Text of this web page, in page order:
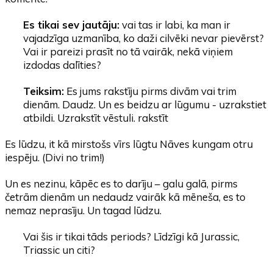
Es tikai sev jautāju:vai tas ir labi, ka man ir
vajadzīga uzmanība, ko daži cilvēki nevar pievērst?
Vai ir pareizi prasīt no tā vairāk, nekā viņiem
izdodas dalīties?
Teiksim: Es jums rakstīju pirms divām vai trim
dienām. Daudz. Un es beidzu ar lūgumu - uzrakstiet
atbildi. Uzrakstīt vēstuli. rakstīt
Es lūdzu, it kā mirstošs vīrs lūgtu Nāves kungam otru
iespēju. (Divi no trim!)
Un es nezinu, kāpēc es to darīju – galu galā, pirms
četrām dienām un nedaudz vairāk kā mēneša, es to
nemaz neprasīju. Un tagad lūdzu.
Vai šis ir tikai tāds periods? Līdzīgi kā Jurassic,
Triassic un citi?